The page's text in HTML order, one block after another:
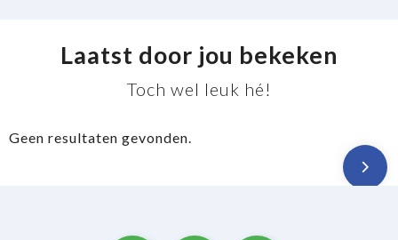
Laatst door jou bekeken
Toch wel leuk hé!
Geen resultaten gevonden.